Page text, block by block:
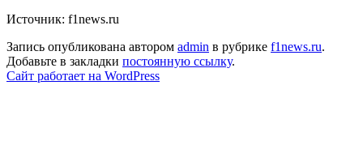
Источник: f1news.ru
Запись опубликована автором admin в рубрике f1news.ru.
Добавьте в закладки постоянную ссылку.
Сайт работает на WordPress